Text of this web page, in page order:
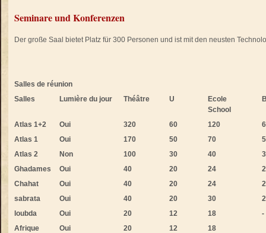
Seminare und Konferenzen
Der große Saal bietet Platz für 300 Personen und ist mit den neusten
Salles de réunion
Salles
Lumière du jour Théâtre U
Ecole
School
Atlas 1+2 Oui 320 60 120
Atlas 1
Oui 170 50 70
Atlas 2
Non 100 30 40
Ghadames
Oui 40 20 24
Chahat
Oui 40 20 24
sabrata
Oui 40 20 30
loubda
Oui 20 12 18
-
Afrique
Oui 20 12
18